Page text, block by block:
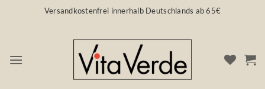
Versandkostenfrei innerhalb Deutschlands ab 65€